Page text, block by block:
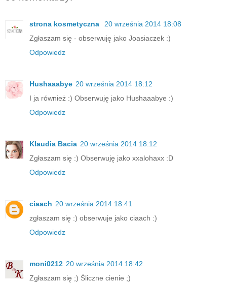
strona kosmetyczna
20 września 2014 18:08
Zgłaszam się - obserwuję jako Joasiaczek :)
Odpowiedz
Hushaaabye 20 września 2014 18:12
I ja również :) Obserwuję jako Hushaaabye :)
Odpowiedz
Klaudia Bacia 20 września 2014 18:12
Zgłaszam się :) Obserwuję jako xxalohaxx :D
Odpowiedz
ciaach 20 września 2014 18:41
zgłaszam się :) obserwuje jako ciaach :)
Odpowiedz
moni0212 20 września 2014 18:42
Zgłaszam się ;) Śliczne cienie ;)